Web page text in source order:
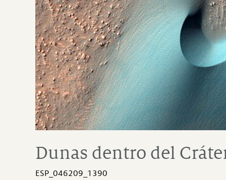
Dunas dentro del
ESP_046209_1390